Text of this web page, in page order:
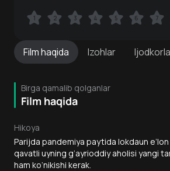
Filmhaqida Izohlar
Birga qamalib qolganlar
Film haqida
Hikoya
Parijda pandemiya paytida lokdaun e’lon
qavatli uyning g‘ayrioddiy aholisi yangi
ham ko‘nikishi kerak.
1 2 3 4 5 6 7
1 2 3 4 5 6 7